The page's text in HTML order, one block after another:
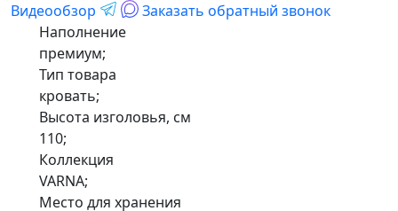
Видеообзор
Заказать обратный звонок
Наполнение
премиум;
Тип товара
кровать;
Высота изголовья, см
110;
Коллекция
VARNA;
Место для хранения